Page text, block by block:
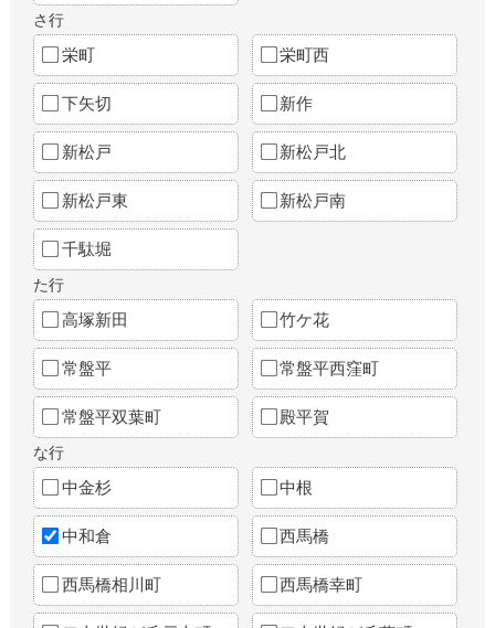
さ行
栄町 栄町西
下矢切 新作
新松戸 新松戸北
新松戸東 新松戸南
千駄堀
た行
高塚新田 竹ケ花
常盤平 常盤平西窪町
常盤平双葉町 殿平賀
な行
中金杉 中根
中和倉 西馬橋
西馬橋相川町 西馬橋幸町